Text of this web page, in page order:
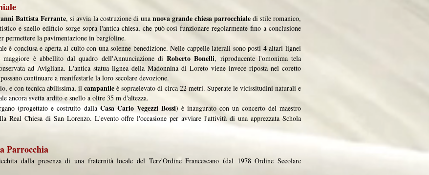
Battista Ferrante, si avvia la costruzione di una nuova grande chiesa parrocchialedi stile romanico,
e snello edificio sorge sopra l'antica chiesa, che può così funzionare regolarmente fino a conclusione
permettere la pavimentazione in bargioline.
è conclusa e aperta al culto con una solenne benedizione. Nelle cappelle laterali sono posti 4 altari lignei
è abbellito dal quadro dell'Annunciazione di Roberto Bonelli, riproducente l'omonima tela
ad Avigliana. L'antica statua lignea della Madonnina di Loreto viene invece riposta nel coretto
continuare a manifestarle la loro secolare devozione.
e con tecnica abilissima, il campanile è sopraelevato di circa 22 metri. Superate le vicissitudini naturali e
ancora svetta ardito e snello a oltre 35 m d'altezza.
(progettato e costruito dallaCasa Carlo Vegezzi Bossi) è inaugurato con un concerto del maestro
Real Chiesa di San Lorenzo. L'evento offre l'occasione per avviare l'attività di una apprezzata Schola
Parrocchia
dalla presenza di una fraternità locale del Terz'Ordine Francescano (dal 1978 Ordine Secolare